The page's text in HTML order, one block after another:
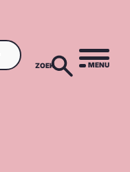
ZOEK MENU